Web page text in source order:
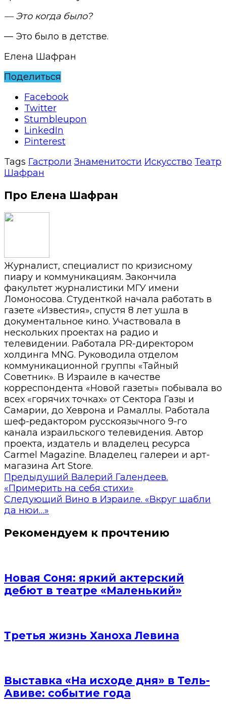
— Это когда было?
— Это было в детстве.
Елена Шафран
Поделиться
Facebook
Twitter
Stumbleupon
LinkedIn
Pinterest
Tags Гастроли Знаменитости Искусство Театр
Шафран
Про Елена Шафран
Журналист, специалист по кризисному
пиару и коммуникациям. Закончила
факультет журналистики МГУ имени
Ломоносова. Студенткой начала работать в
газете «Известия», спустя 8 лет ушла в
документальное кино. Участвовала в
нескольких проектах на радио и
телевидении. Работала PR-директором
холдинга MNG. Руководила отделом
коммуникационной группы «Тайный
Советник». В Израиле в качестве
корреспондента «Новой газеты» побывала во
всех «горячих точках» от Сектора Газы и
Самарии, до Хеврона и Рамаллы. Работала
шеф-редактором русскоязычного 9-го
канала израильского телевидения. Автор
проекта, издатель и владелец ресурса
Carmel Magazine. Владелец галереи и арт-
магазина Art Store.
Предыдущий Валерий Галендеев.
«Примерить на себя стихи»
Следующий Вино в Израиле. «Вкруг шабли
да нюи…»
Рекомендуем к прочтению
Новая Соня: яркий актерский
дебют в театре «Маленький»
Третья жизнь Ханоха Левина
Выставка «На исходе дня» в Тель-
Авиве: событие года